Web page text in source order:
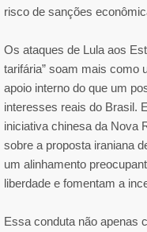
risco de sanções
Os ataques de Lula aos
tarifária” soam mais como
apoio interno do que um
interesses reais do Brasil.
iniciativa chinesa da Nova
sobre a proposta iraniana
um alinhamento
liberdade e fomentam a
Essa conduta não apenas